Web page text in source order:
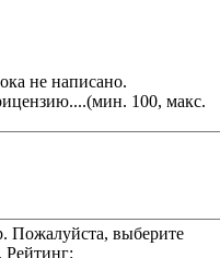
не написано.
100, макс.
Пожалуйста, выберите
Рейтинг: